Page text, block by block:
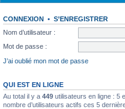
CONNEXION • S’ENREGISTRER
Nom d’utilisateur :
Mot de passe :
J’ai oublié mon mot de passe
QUI EST EN LIGNE
Au total il y a 449 utilisateurs en ligne : 5
nombre d’utilisateurs actifs ces 5